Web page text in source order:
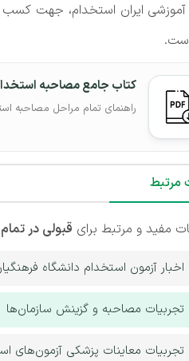
ایران استخدام، جهت کسب
کتاب جامع مصاحبه
راهنمای تمام مراحل مصاحبه
مفید و مرتبط برای قبولی در
اخبار آزمون استخدام دانشگاه
تجربیات مصاحبه و گزینش سازمان‌ها
تجربیات معاینات پزشکی آزمون‌های